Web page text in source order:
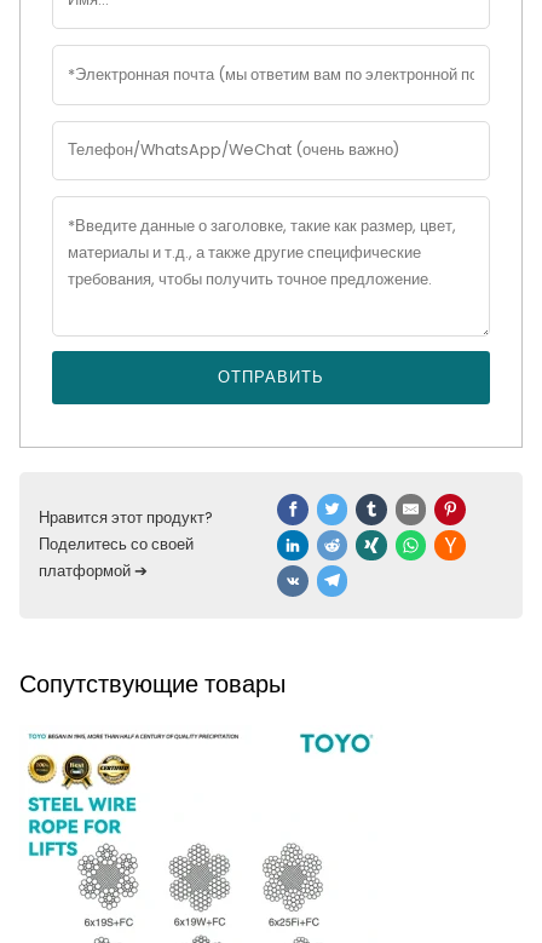
ОТПРАВИТЬ
Нравится этот продукт?
Поделитесь со своей
платформой ➔
Сопутствующие товары